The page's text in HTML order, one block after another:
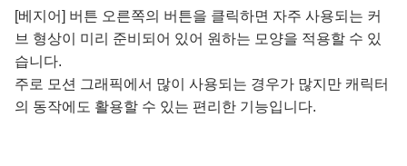
[베지어] 버튼 오른쪽의 버튼을 클릭하면 자주 사용되는 커
브 형상이 미리 준비되어 있어 원하는 모양을 적용할 수 있
습니다.
주로 모션 그래픽에서 많이 사용되는 경우가 많지만 캐릭터
의 동작에도 활용할 수 있는 편리한 기능입니다.